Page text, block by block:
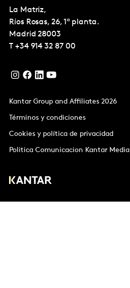
La Matriz,
Ríos Rosas, 26, 1ª planta.
Madrid 28003
T +34 914 32 87 00
Kantar Group and Affiliates 2026
Términos y condiciones
Cookies y política de privacidad
Politica Comunicacion Kantar Media